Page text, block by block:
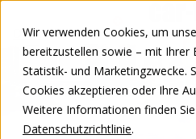
Wir verwenden Cookies, um
bereitzustellen sowie – mit Ihrer
Statistik- und Marketingzwecke.
Cookies akzeptieren oder Ihre
Weitere Informationen finden
Datenschutzrichtlinie.
DEFR
Open menu